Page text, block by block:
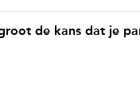
de kans dat je